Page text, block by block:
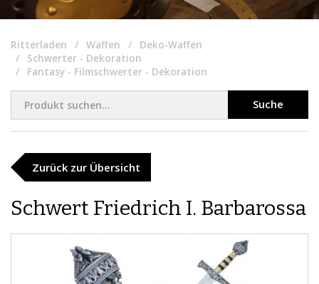
Ritterladen Waffen
Deko-Waffen
Schwerter - Dekoration
Fantasy - Filmschwerter - Dekoration
Suche
Zurück zur Übersicht
Schwert Friedrich I. Barbarossa